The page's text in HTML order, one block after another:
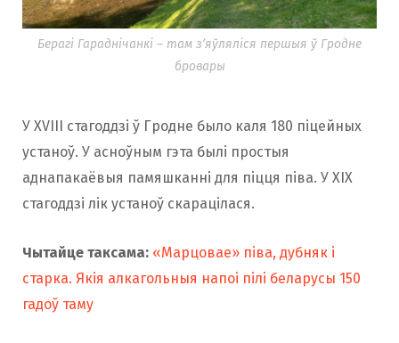
Берагі Гараднічанкі – там з’яўляліся першыя ў Гродне
бровары
У XVIII стагоддзі ў Гродне было каля 180 піцейных
устаноў. У асноўным гэта былі простыя
аднапакаёвыя памяшканні для піцця піва. У XIX
стагоддзі лік устаноў скарацілася.
Чытайце таксама: «Марцовае» піва, дубняк і
старка. Якія алкагольныя напоі пілі беларусы 150
гадоў таму